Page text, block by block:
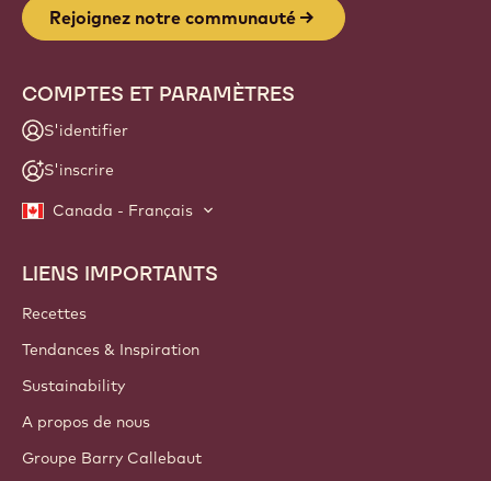
Rejoignez notre communauté
COMPTES ET PARAMÈTRES
S'identifier
S'inscrire
Canada - Français
Footer
Callebaut
LIENS IMPORTANTS
Recettes
Tendances & Inspiration
Sustainability
A propos de nous
Groupe Barry Callebaut